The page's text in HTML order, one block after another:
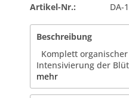
Artikel-Nr.: DA-
Beschreibung
Komplett
Intensivierung der
mehr